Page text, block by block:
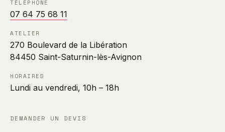
TÉLÉPHONE
07 64 75 68 11
ATELIER
270 Boulevard de la Libération
84450 Saint-Saturnin-lès-Avignon
HORAIRES
Lundi au vendredi, 10h – 18h
DEMANDER UN DEVIS